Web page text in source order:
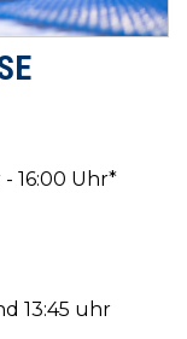
16:00 Uhr*
13:45 uhr